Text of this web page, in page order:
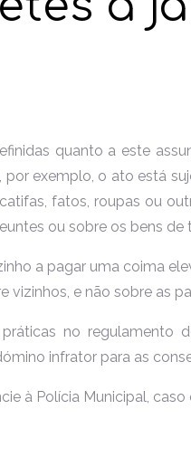
quanto a este
por exemplo, o ato está
fatos, roupas ou
ou sobre os bens
a pagar uma coima
vizinhos, e não sobre as
no regulamento
infrator para as
à Polícia Municipal,